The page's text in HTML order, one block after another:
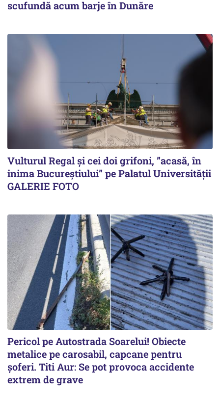
scufundă acum barje în Dunăre
Vulturul Regal și cei doi grifoni, ”acasă, în
inima Bucureștiului” pe Palatul Universității
GALERIE FOTO
Pericol pe Autostrada Soarelui! Obiecte
metalice pe carosabil, capcane pentru
șoferi. Titi Aur: Se pot provoca accidente
extrem de grave